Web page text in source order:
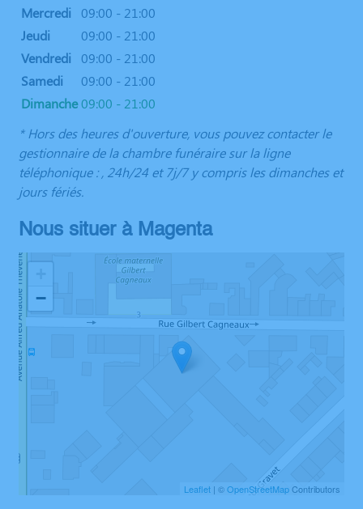
Mercredi
09:00 - 21:00
Jeudi
09:00 - 21:00
Vendredi
09:00 - 21:00
Samedi
09:00 - 21:00
Dimanche09:00 - 21:00
* Hors des heures d'ouverture, vous pouvez contacter le
gestionnaire de la chambre funéraire sur la ligne
téléphonique : , 24h/24 et 7j/7 y compris les dimanches et
jours fériés.
Nous situer à Magenta
−
Leaflet| ©OpenStreetMapContributors